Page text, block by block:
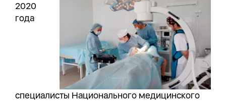
2020
года
специалисты Национального медицинского